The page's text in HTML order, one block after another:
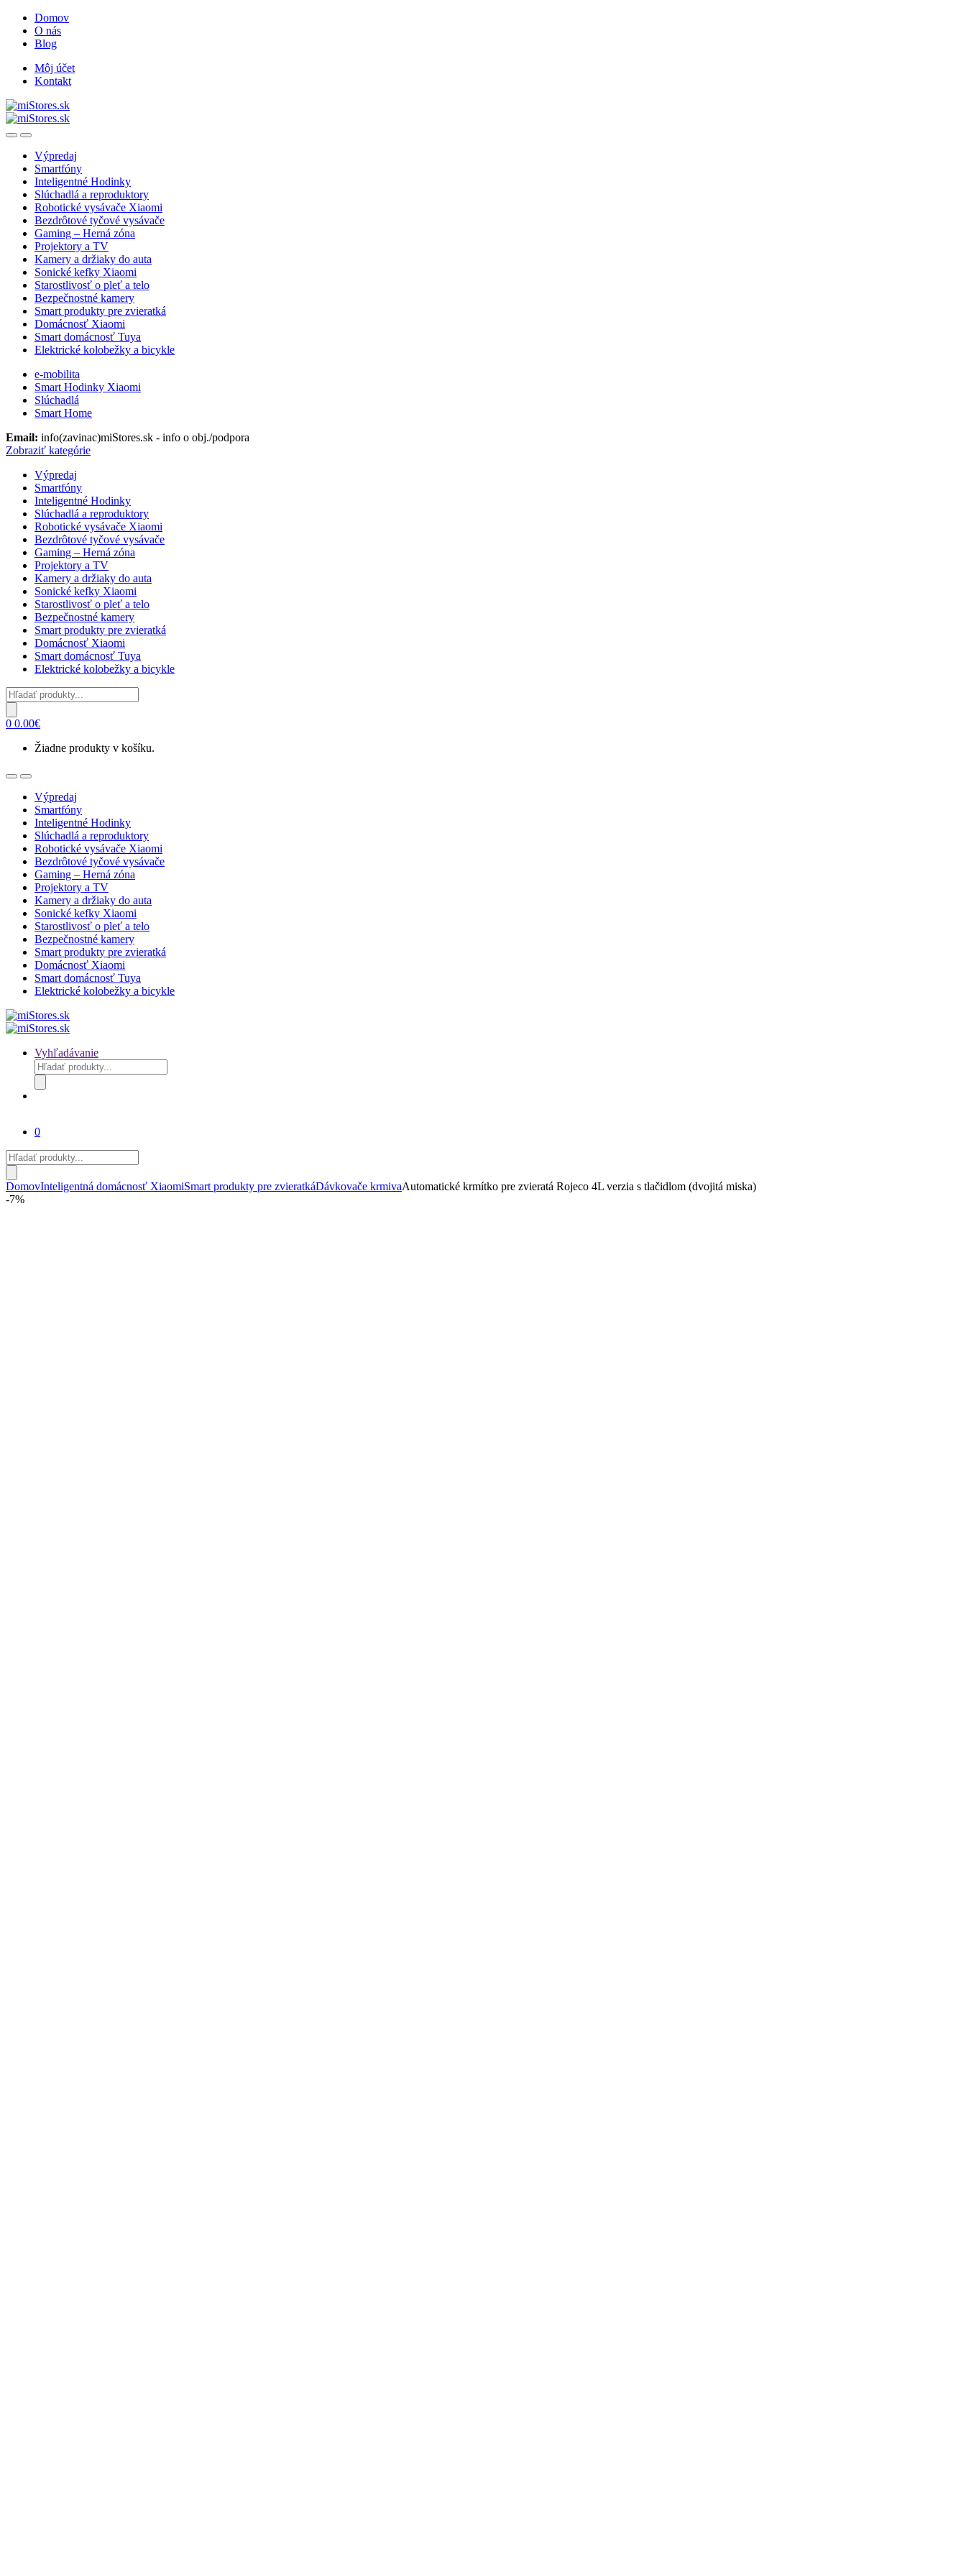
Skip
navigation
Skip
content
Domov
O nás
Blog
Môj účet
Kontakt
OpenClose
Výpredaj
Smartfóny
Inteligentné Hodinky
Slúchadlá a reproduktory
Robotické vysávače Xiaomi
Bezdrôtové tyčové vysávače
Gaming – Herná zóna
Projektory a TV
Kamery a držiaky do auta
Sonické kefky Xiaomi
Starostlivosť o pleť a telo
Bezpečnostné kamery
Smart produkty pre zvieratká
Domácnosť Xiaomi
Smart domácnosť Tuya
Elektrické kolobežky a bicykle
e-mobilita
Smart Hodinky Xiaomi
Slúchadlá
Smart Home
Email: info(zavinac)miStores.sk - info o obj./podpora
Zobraziť kategórie
Výpredaj
Smartfóny
Inteligentné Hodinky
Slúchadlá a reproduktory
Robotické vysávače Xiaomi
Bezdrôtové tyčové vysávače
Gaming – Herná zóna
Projektory a TV
Kamery a držiaky do auta
Sonické kefky Xiaomi
Starostlivosť o pleť a telo
Bezpečnostné kamery
Smart produkty pre zvieratká
Domácnosť Xiaomi
Smart domácnosť Tuya
Elektrické kolobežky a bicykle
Products
search
0 0.00€
Žiadne produkty v košíku.
OpenClose
Výpredaj
Smartfóny
Inteligentné Hodinky
Slúchadlá a reproduktory
Robotické vysávače Xiaomi
Bezdrôtové tyčové vysávače
Gaming – Herná zóna
Projektory a TV
Kamery a držiaky do auta
Sonické kefky Xiaomi
Starostlivosť o pleť a telo
Bezpečnostné kamery
Smart produkty pre zvieratká
Domácnosť Xiaomi
Smart domácnosť Tuya
Elektrické kolobežky a bicykle
Vyhľadávanie
Products
search
0
Products
search
DomovInteligentná domácnosť XiaomiSmart produkty pre zvieratkáDávkovače krmivaAutomatické krmítko pre zvieratá Rojeco 4L verzia s tlačidlom (dvojitá miska)
-7%